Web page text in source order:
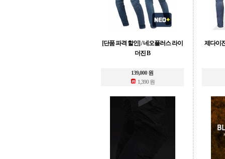
[단품 파격 할인] / 네오플러스 라이
더진 B
139,000 원
1,390 원
제다이